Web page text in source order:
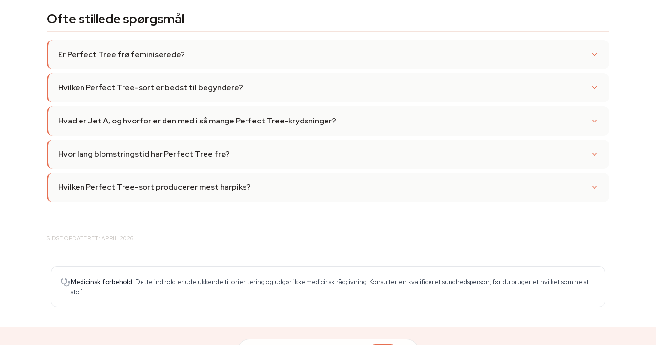
Ofte stillede spørgsmål
Er Perfect Tree frø feminiserede?
Hvilken Perfect Tree-sort er bedst til begyndere?
Hvad er Jet A, og hvorfor er den med i så mange Perfect Tree-krydsninger?
Hvor lang blomstringstid har Perfect Tree frø?
Hvilken Perfect Tree-sort producerer mest harpiks?
SIDST OPDATERET: APRIL 2026
Medicinsk forbehold. Dette indhold er udelukkende til orientering og udgør ikke medicinsk rådgivning. Konsulter en kvalificeret sundhedsperson, før du bruger et hvilket som helst
stof.